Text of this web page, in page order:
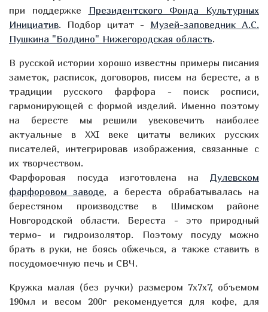
при поддержке
Президентского Фонда Культурных
Инициатив. Подбор цитат - Музей-заповедник А.С.
Пушкина "Болдино" Нижегородская область.
В русской истории хорошо известны примеры писания
заметок, расписок, договоров, писем на бересте, а в
традиции русского фарфора - поиск росписи,
гармонирующей с формой изделий. Именно поэтому
на бересте мы решили увековечить наиболее
актуальные в XXI веке цитаты великих русских
писателей, интегрировав изображения, связанные с
их творчеством.
Фарфоровая посуда изготовлена на Дулевском
фарфоровом заводе, а береста обрабатывалась на
берестяном производстве в Шимском районе
Новгородской области. Береста - это природный
термо- и гидроизолятор. Поэтому посуду можно
брать в руки, не боясь обжечься, а также ставить в
посудомоечную печь и СВЧ.
Kружка малая (без ручки) размером 7х7х7, объемом
190мл и весом 200г рекомендуется для кофе, для